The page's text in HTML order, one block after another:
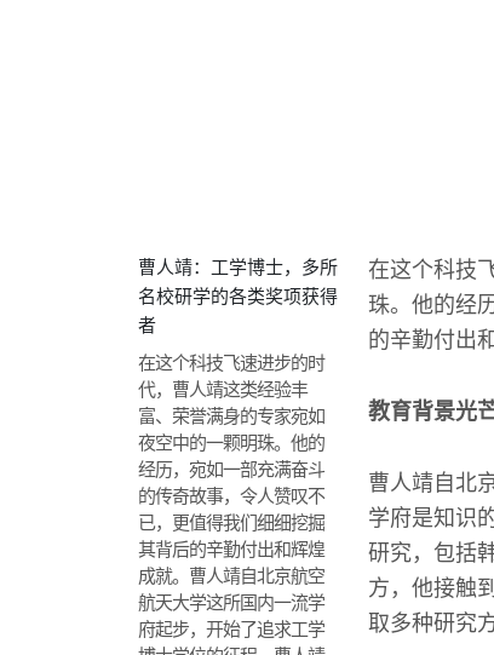
曹人靖：工学博士，多所
名校研学的各类奖项获得
者
在这个科技飞速进步的时
代，曹人靖这类经验丰
富、荣誉满身的专家宛如
夜空中的一颗明珠。他的
经历，宛如一部充满奋斗
的传奇故事，令人赞叹不
已，更值得我们细细挖掘
其背后的辛勤付出和辉煌
成就。曹人靖自北京航空
航天大学这所国内一流学
府起步，开始了追求工学
在这个科技
珠。他的经
的辛勤付出
教育背景光
曹人靖自北
学府是知识
研究，包括
方，他接触
取多种研究